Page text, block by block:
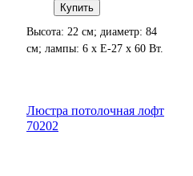
Купить
Высота: 22 см; диаметр: 84
см; лампы: 6 х Е-27 х 60 Вт.
Люстра потолочная лофт
70202